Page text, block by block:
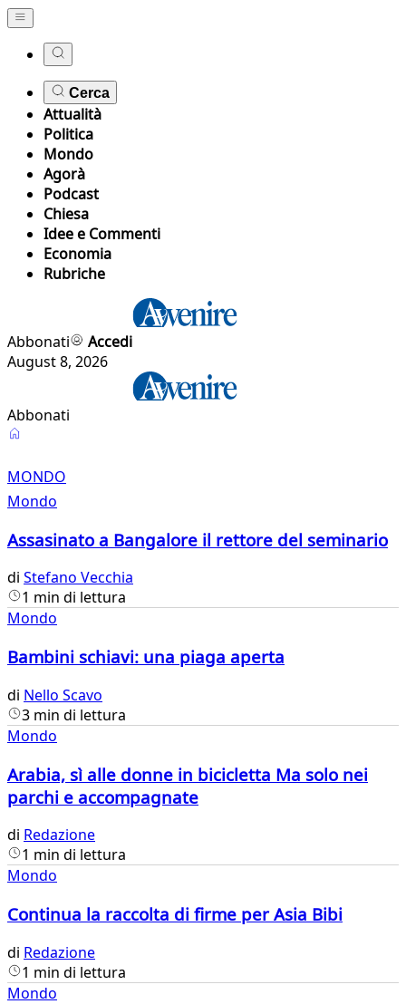
Cerca
Attualità
Politica
Mondo
Agorà
Podcast
Chiesa
Idee e Commenti
Economia
Rubriche
Abbonati
Accedi
August 8, 2026
Abbonati
Mondo
MONDO
Mondo
Assasinato a Bangalore il rettore del seminario
di Stefano Vecchia
1 min di lettura
Mondo
Bambini schiavi: una piaga aperta
di Nello Scavo
3 min di lettura
Mondo
Arabia, sì alle donne in bicicletta Ma solo nei
parchi e accompagnate
di Redazione
1 min di lettura
Mondo
​Continua la raccolta di firme per Asia Bibi
di Redazione
1 min di lettura
Mondo